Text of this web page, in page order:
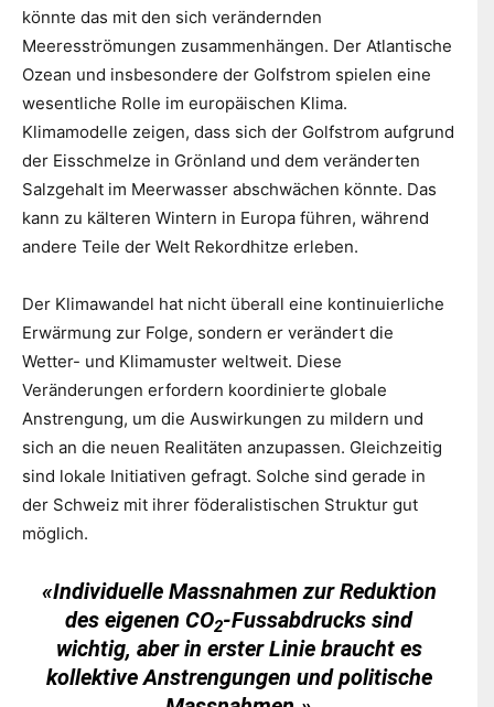
könnte das mit den sich verändernden
Meeresströmungen zusammenhängen. Der Atlantische
Ozean und insbesondere der Golfstrom spielen eine
wesentliche Rolle im europäischen Klima.
Klimamodelle zeigen, dass sich der Golfstrom aufgrund
der Eisschmelze in Grönland und dem veränderten
Salzgehalt im Meerwasser abschwächen könnte. Das
kann zu kälteren Wintern in Europa führen, während
andere Teile der Welt Rekordhitze erleben.
Der Klimawandel hat nicht überall eine kontinuierliche
Erwärmung zur Folge, sondern er verändert die
Wetter- und Klimamuster weltweit. Diese
Veränderungen erfordern koordinierte globale
Anstrengung, um die Auswirkungen zu mildern und
sich an die neuen Realitäten anzupassen. Gleichzeitig
sind lokale Initiativen gefragt. Solche sind gerade in
der Schweiz mit ihrer föderalistischen Struktur gut
möglich.
«Individuelle Massnahmen zur Reduktion
des eigenen CO2-Fussabdrucks sind
wichtig, aber in erster Linie braucht es
kollektive Anstrengungen und politische